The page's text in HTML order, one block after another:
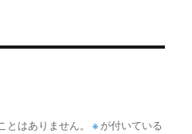
はありません。 ※ が付いている